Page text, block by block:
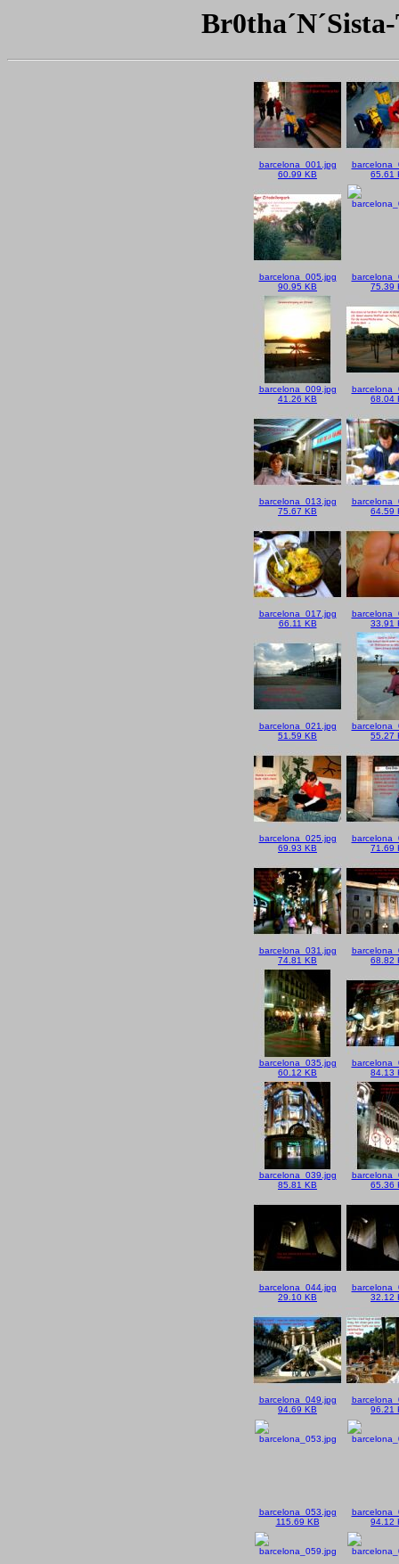
barcelona_001.jpg
60.99 KB
65.61
barcelona_005.jpg
90.95 KB
75.39
barcelona_009.jpg
41.26 KB
68.04
barcelona_013.jpg
75.67 KB
64.59
barcelona_017.jpg
66.11 KB
33.91
barcelona_021.jpg
51.59 KB
55.27
barcelona_025.jpg
69.93 KB
71.69
barcelona_031.jpg
74.81 KB
68.82
barcelona_035.jpg
60.12 KB
84.13
barcelona_039.jpg
85.81 KB
65.36
barcelona_044.jpg
29.10 KB
32.12
barcelona_049.jpg
94.69 KB
96.21
barcelona_053.jpg
115.69 KB
94.12